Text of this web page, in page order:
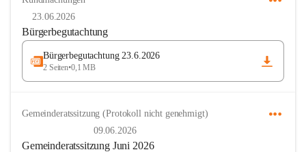
23.06.2026
Bürgerbegutachtung
Bürgerbegutachtung 23.6.2026
2 Seiten•0,1 MB
Gemeinderatssitzung (Protokoll nicht genehmigt)
09.06.2026
Gemeinderatssitzung Juni 2026